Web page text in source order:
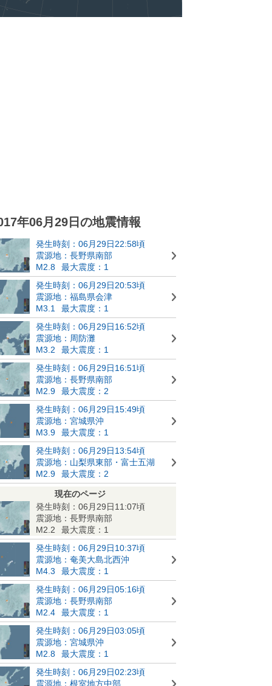
年06月29日の地震情報
発生時刻：06月29日22:58頃
震源地：長野県南部
M2.8
最大震度：1
発生時刻：06月29日20:53頃
震源地：福島県会津
M3.1
最大震度：1
発生時刻：06月29日16:52頃
震源地：周防灘
M3.2
最大震度：1
発生時刻：06月29日16:51頃
震源地：長野県南部
M2.9
最大震度：2
発生時刻：06月29日15:49頃
震源地：宮城県沖
M3.9
最大震度：1
発生時刻：06月29日13:54頃
震源地：山梨県東部・富士五湖
M2.9
最大震度：2
現在のページ
発生時刻：06月29日11:07頃
震源地：長野県南部
M2.2
最大震度：1
発生時刻：06月29日10:37頃
震源地：奄美大島北西沖
M4.3
最大震度：1
発生時刻：06月29日05:16頃
震源地：長野県南部
M2.4
最大震度：1
発生時刻：06月29日03:05頃
震源地：宮城県沖
M2.8
最大震度：1
発生時刻：06月29日02:23頃
震源地：根室地方中部